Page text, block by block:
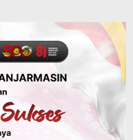
Panjat Tebing,
Sirkuit se-